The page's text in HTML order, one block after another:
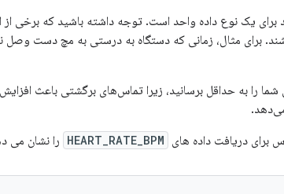
یک نوع داده واحد است. توجه داشته باشید که برخی از
برای مثال، زمانی که دستگاه به درستی به مچ دست وصل
را به حداقل برسانید، زیرا تماس‌های برگشتی باعث
برای دریافت داده های HEART_RATE_BPM را نشان می